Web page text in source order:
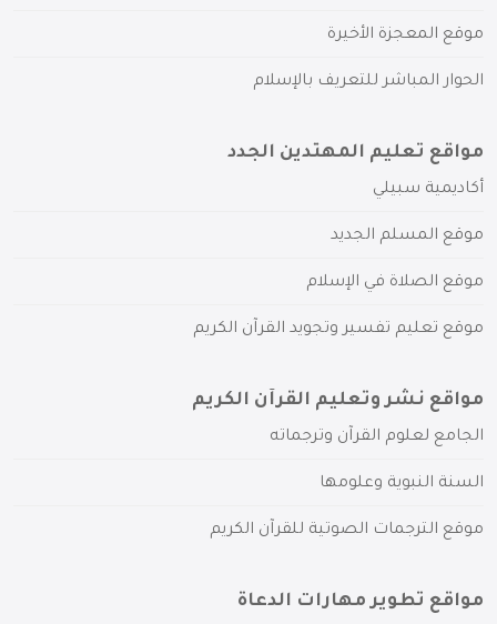
موقع المعجزة الأخيرة
الحوار المباشر للتعريف بالإسلام
مواقع تعليم المهتدين الجدد
أكاديمية سبيلي
موقع المسلم الجديد
موقع الصلاة في الإسلام
موقع تعليم تفسير وتجويد القرآن الكريم
مواقع نشر وتعليم القرآن الكريم
الجامع لعلوم القرآن وترجماته
السنة النبوية وعلومها
موقع الترجمات الصوتية للقرآن الكريم
مواقع تطوير مهارات الدعاة